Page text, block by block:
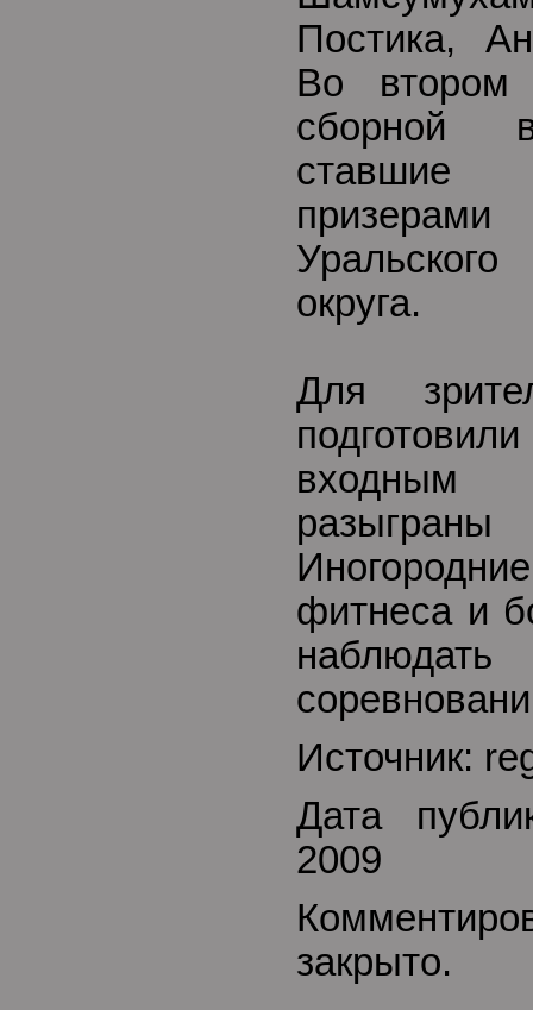
Постика,
Во втором
сборной
ставшие
округа.
Для
входным
фитнеса и
Источник:
Дата
2009
закрыто.